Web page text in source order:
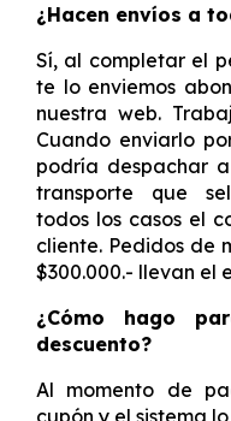
¿Hacen envíos a
Sí, al completar el
te lo enviemos
nuestra web.
Cuando enviarlo
podría despachar
transporte que
todos los casos el
cliente. Pedidos de
$300.000.- llevan el
¿Cómo hago
descuento?
Al momento de
cupón y el sistema